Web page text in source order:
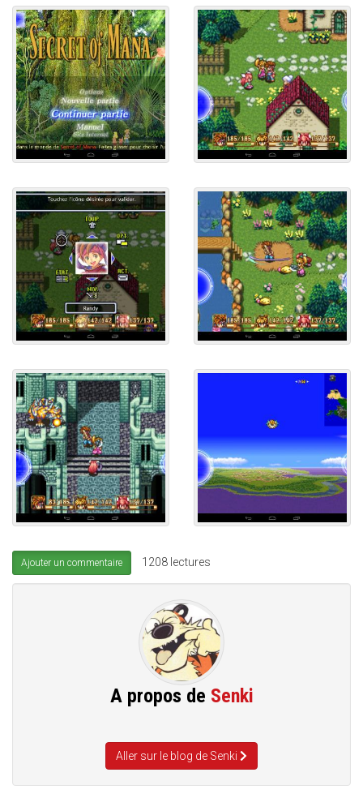
Ajouter un commentaire 1208 lectures
A propos de Senki
Aller sur le blog de Senki